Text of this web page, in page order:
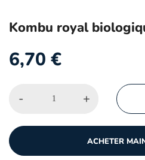
Kombu royal
6,70 €
- +
ACHETER